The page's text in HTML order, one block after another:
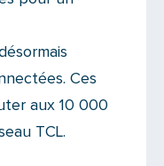
Ces
aux 10 000
TCL.